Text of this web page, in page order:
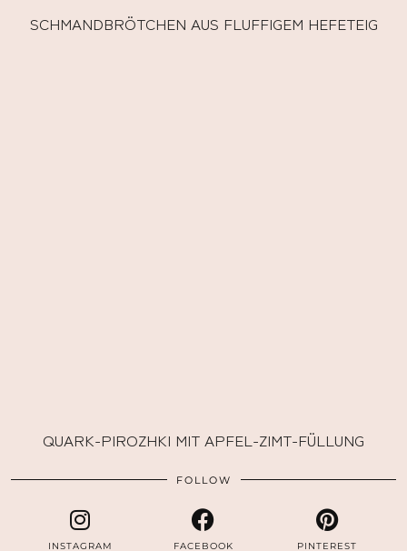
SCHMANDBRÖTCHEN AUS FLUFFIGEM HEFETEIG
QUARK-PIROZHKI MIT APFEL-ZIMT-FÜLLUNG
FOLLOW
INSTAGRAM FACEBOOK PINTEREST